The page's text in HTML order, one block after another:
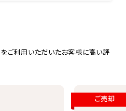
をご利用いただいたお客様に高い評
ご売却